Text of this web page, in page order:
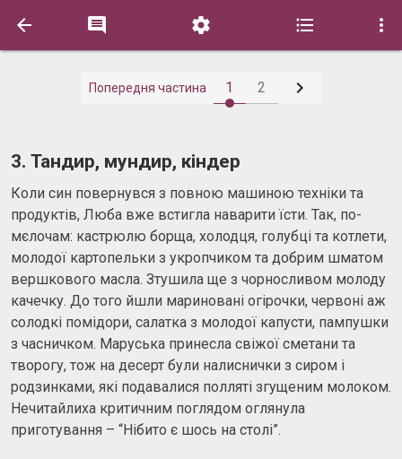
    
Попередня частина 1 2 
3. Тандир, мундир, кіндер
Коли син повернувся з повною машиною техніки та
продуктів, Люба вже встигла наварити їсти. Так, по-
мєлочам: кастрюлю борща, холодця, голубці та котлети,
молодої картопельки з укропчиком та добрим шматом
вершкового масла. Зтушила ще з чорносливом молоду
качечку. До того йшли мариновані огірочки, червоні аж
солодкі помідори, салатка з молодої капусти, пампушки
з часничком. Маруська принесла свіжої сметани та
творогу, тож на десерт були налиснички з сиром і
родзинками, які подавалися полляті згущеним молоком.
Нечитайлиха критичним поглядом оглянула
приготування – “Нібито є шось на столі”.